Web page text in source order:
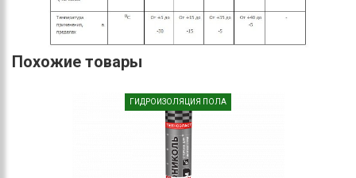
Похожие товары
ГИДРОИЗОЛЯЦИЯ ПОЛА